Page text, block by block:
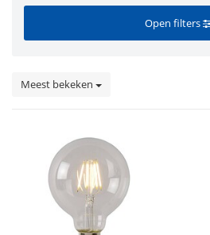
Open filters
Meest bekeken